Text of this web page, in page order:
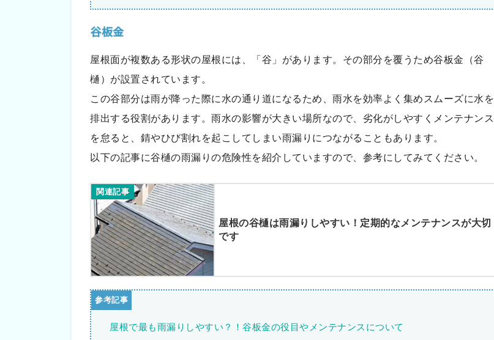
谷板金
屋根面が複数ある形状の屋根には、「谷」があります。その部分を覆うため谷板金（谷
樋）が設置されています。
この谷部分は雨が降った際に水の通り道になるため、雨水を効率よく集めスムーズに水を
排出する役割があります。雨水の影響が大きい場所なので、劣化がしやすくメンテナンス
を怠ると、錆やひび割れを起こしてしまい雨漏りにつながることもあります。
以下の記事に谷樋の雨漏りの危険性を紹介していますので、参考にしてみてください。
関連記事
屋根の谷樋は雨漏りしやすい！定期的なメンテナンスが大切
です
屋根で最も雨漏りしやすい？！谷板金の役目やメンテナンスについて